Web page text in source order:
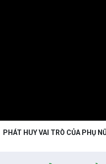
PHÁT HUY VAI TRÒ CỦA PHỤ